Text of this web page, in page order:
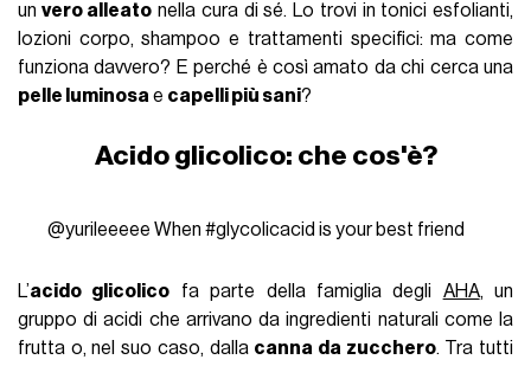
un vero alleato nella cura di sé. Lo trovi in tonici esfolianti,
lozioni corpo, shampoo e trattamenti specifici: ma come
funziona davvero? E perché è così amato da chi cerca una
pelle luminosa e capelli più sani?
Acido glicolico: che cos'è?
@yurileeeee When #glycolicacid is your best friend
L’acido glicolico fa parte della famiglia degli AHA, un
gruppo di acidi che arrivano da ingredienti naturali come la
frutta o, nel suo caso, dalla canna da zucchero. Tra tutti